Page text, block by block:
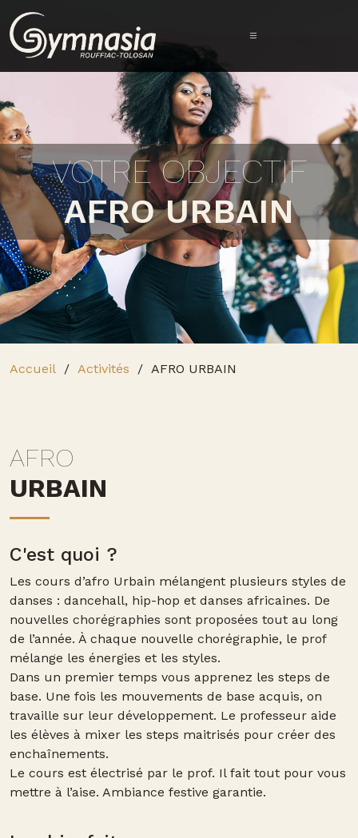
VOTRE OBJECTIF
AFRO URBAIN
Accueil Activités AFRO URBAIN
AFRO
URBAIN
C'est quoi ?
Les cours d’afro Urbain mélangent plusieurs styles de
danses : dancehall, hip-hop et danses africaines. De
nouvelles chorégraphies sont proposées tout au long
de l’année. À chaque nouvelle chorégraphie, le prof
mélange les énergies et les styles.
Dans un premier temps vous apprenez les steps de
base. Une fois les mouvements de base acquis, on
travaille sur leur développement. Le professeur aide
les élèves à mixer les steps maitrisés pour créer des
enchaînements.
Le cours est électrisé par le prof. Il fait tout pour vous
mettre à l’aise. Ambiance festive garantie.